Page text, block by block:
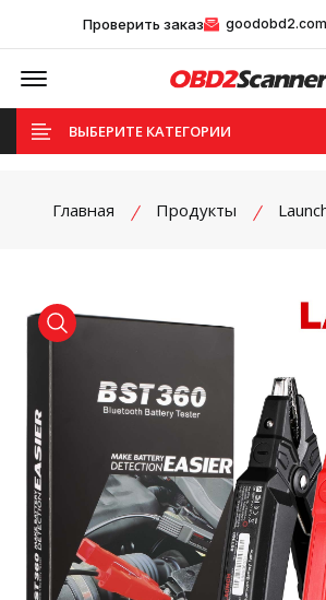
Проверить заказ
Offcanvas Menu Open
ВЫБЕРИТЕ КАТЕГОРИИ
Главная Продукты
product view